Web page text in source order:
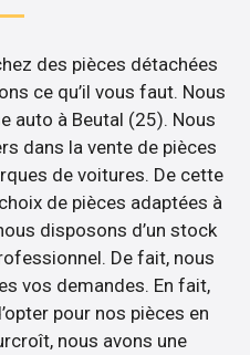
des pièces détachées
ce qu’il vous faut. Nous
auto à Beutal (25). Nous
dans la vente de pièces
de voitures. De cette
de pièces adaptées à
disposons d’un stock
De fait, nous
vos demandes. En fait,
pour nos pièces en
nous avons une